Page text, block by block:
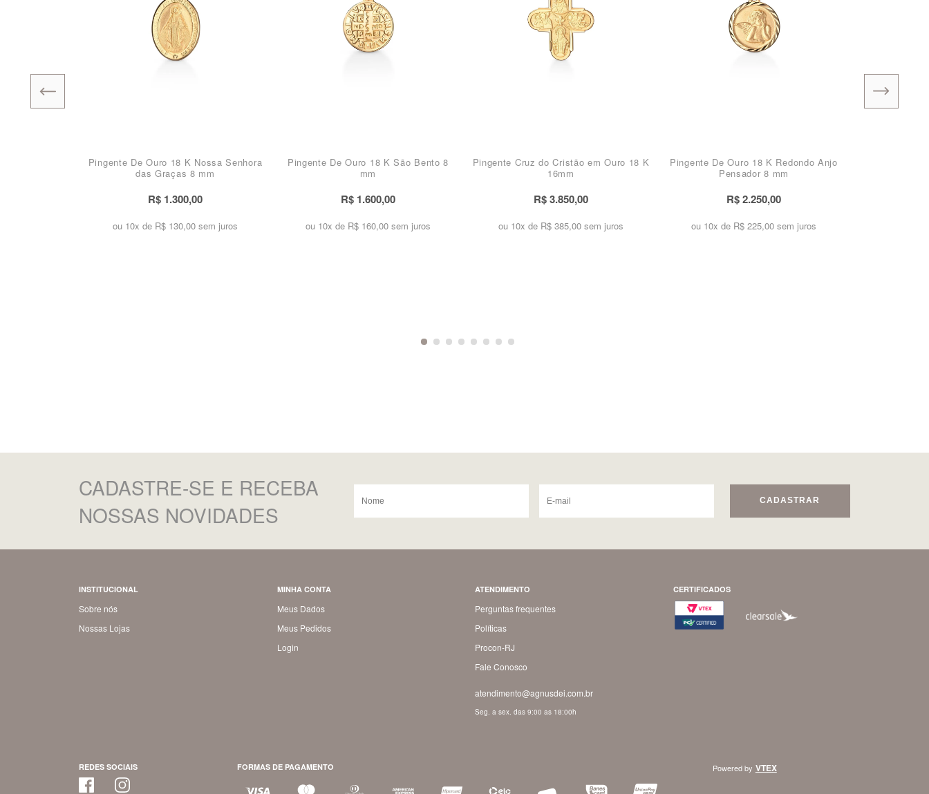
Pingente De Ouro 18 K Nossa Senhora
das Graças 8 mm
R$ 1.300,00
ou 10x de R$ 130,00 sem juros
Pingente De Ouro 18 K São Bento 8
mm
R$ 1.600,00
ou 10x de R$ 160,00 sem juros
Pingente Cruz do Cristão em Ouro 18 K
16mm
R$ 3.850,00
ou 10x de R$ 385,00 sem juros
Pingente De Ouro 18 K Redondo Anjo
Pensador 8 mm
R$ 2.250,00
ou 10x de R$ 225,00 sem juros
CADASTRE-SE E RECEBA
NOSSAS NOVIDADES
CADASTRAR
INSTITUCIONAL
Sobre nós
Nossas Lojas
MINHA CONTA
Meus Dados
Meus Pedidos
Login
ATENDIMENTO
Perguntas frequentes
Políticas
Procon-RJ
Fale Conosco
atendimento@agnusdei.com.br
Seg. a sex. das 9:00 as 18:00h
CERTIFICADOS
REDES SOCIAIS FORMAS DE PAGAMENTO Powered by VTEX